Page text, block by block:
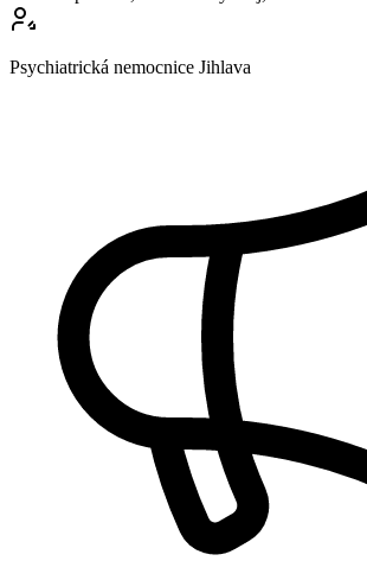
Psychiatrická nemocnice Jihlava